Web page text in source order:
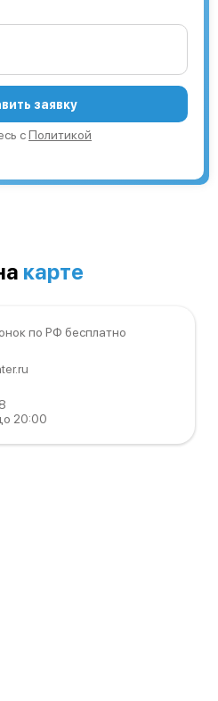
заявку
сПолитикой
карте
по РФ бесплатно
20:00